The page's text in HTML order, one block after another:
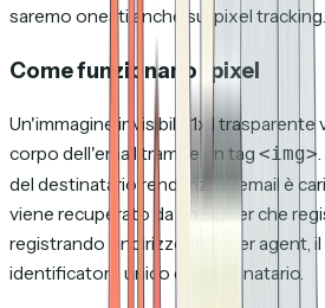
saremo onesti anche sul pixel tracking.
Come funzionano i pixel
Un'immagine invisibile 1x1
corpo dell'email tramite un tag <img>
del destinatario renderizza l'email è
viene recuperato da un server che
registrando l'indirizzo IP, l'user agent,
identificatore unico del destinatario.